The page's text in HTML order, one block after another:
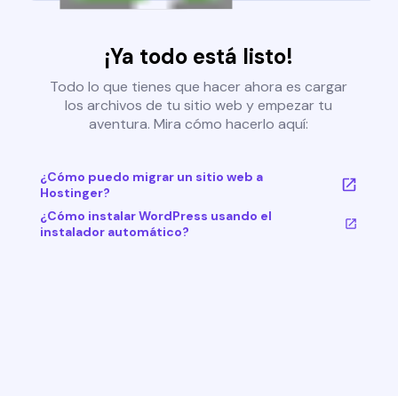
¡Ya todo está listo!
Todo lo que tienes que hacer ahora es cargar
los archivos de tu sitio web y empezar tu
aventura. Mira cómo hacerlo aquí:
¿Cómo puedo migrar un sitio web a
Hostinger?
¿Cómo instalar WordPress usando el
instalador automático?